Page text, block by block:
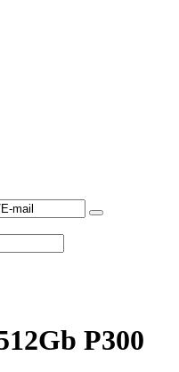
P300